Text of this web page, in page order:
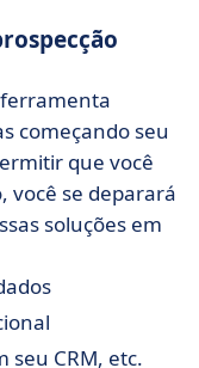
começando seu
que você
você se deparará
soluções em
seu CRM, etc.